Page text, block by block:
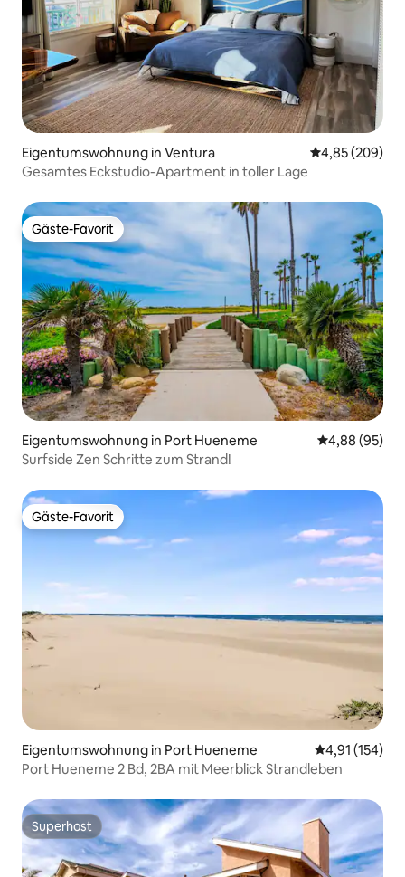
Eigentumswohnung in Ventura
4,85 (209)
Gesamtes Eckstudio-Apartment in toller Lage
Gäste-Favorit
Gäste-Favorit
Eigentumswohnung in Port Hueneme
4,88 (95)
Surfside Zen Schritte zum Strand!
Gäste-Favorit
Gäste-Favorit
Eigentumswohnung in Port Hueneme
4,91 (154)
Port Hueneme 2 Bd, 2BA mit Meerblick Strandleben
Superhost
Superhost